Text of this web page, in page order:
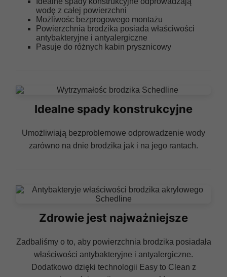
wodę z całej powierzchni
Możliwośc bezprogowego montażu
Powierzchnia brodzika posiada właściwości
antybakteryjne i antyalergiczne
Pasuje do różnych kabin prysznicowy
Idealne spady konstrukcyjne
Umożliwiają bezproblemowe odprowadzenie wody
zarówno na dnie brodzika jak i na jego rantach.
Zdrowie jest najważniejsze
Zadbaliśmy o to, aby powierzchnia brodzika posiadała
właściwości antybakteryjne i antyalergiczne.
Dodatkowo dzięki technologii Easy to Clean z